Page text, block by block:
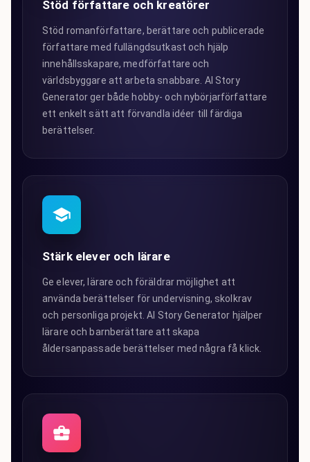
Stöd författare och kreatörer
Stöd romanförfattare, berättare och publicerade
författare med fullängdsutkast och hjälp
innehållsskapare, medförfattare och
världsbyggare att arbeta snabbare. AI Story
Generator ger både hobby- och nybörjarförfattare
ett enkelt sätt att förvandla idéer till färdiga
berättelser.
Stärk elever och lärare
Ge elever, lärare och föräldrar möjlighet att
använda berättelser för undervisning, skolkrav
och personliga projekt. AI Story Generator hjälper
lärare och barnberättare att skapa
åldersanpassade berättelser med några få klick.